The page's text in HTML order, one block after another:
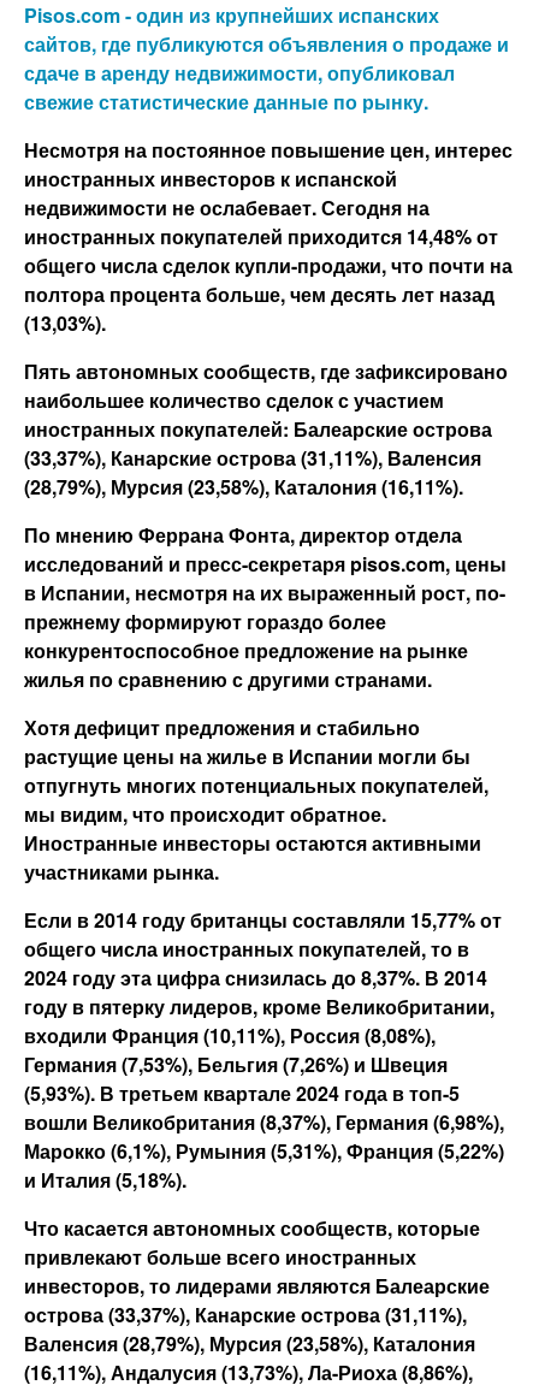
Pisos.com - один из крупнейших испанских
сайтов, где публикуются объявления о продаже и
сдаче в аренду недвижимости, опубликовал
свежие статистические данные по рынку.
Несмотря на постоянное повышение цен, интерес
иностранных инвесторов к испанской
недвижимости не ослабевает. Сегодня на
иностранных покупателей приходится 14,48% от
общего числа сделок купли-продажи, что почти на
полтора процента больше, чем десять лет назад
(13,03%).
Пять автономных сообществ, где зафиксировано
наибольшее количество сделок с участием
иностранных покупателей: Балеарские острова
(33,37%), Канарские острова (31,11%), Валенсия
(28,79%), Мурсия (23,58%), Каталония (16,11%).
По мнению Феррана Фонта, директор отдела
исследований и пресс-секретаря pisos.com, цены
в Испании, несмотря на их выраженный рост, по-
прежнему формируют гораздо более
конкурентоспособное предложение на рынке
жилья по сравнению с другими странами.
Хотя дефицит предложения и стабильно
растущие цены на жилье в Испании могли бы
отпугнуть многих потенциальных покупателей,
мы видим, что происходит обратное.
Иностранные инвесторы остаются активными
участниками рынка.
Если в 2014 году британцы составляли 15,77% от
общего числа иностранных покупателей, то в
2024 году эта цифра снизилась до 8,37%. В 2014
году в пятерку лидеров, кроме Великобритании,
входили Франция (10,11%), Россия (8,08%),
Германия (7,53%), Бельгия (7,26%) и Швеция
(5,93%). В третьем квартале 2024 года в топ-5
вошли Великобритания (8,37%), Германия (6,98%),
Марокко (6,1%), Румыния (5,31%), Франция (5,22%)
и Италия (5,18%).
Что касается автономных сообществ, которые
привлекают больше всего иностранных
инвесторов, то лидерами являются Балеарские
острова (33,37%), Канарские острова (31,11%),
Валенсия (28,79%), Мурсия (23,58%), Каталония
(16,11%), Андалусия (13,73%), Ла-Риоха (8,86%),